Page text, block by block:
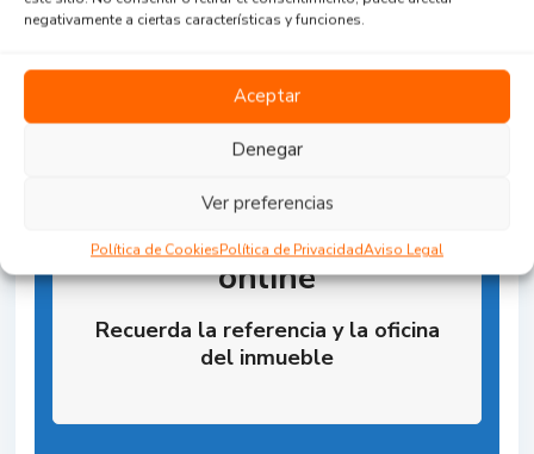
negativamente a ciertas características y funciones.
Aceptar
Denegar
Ver preferencias
Política de CookiesPolítica de PrivacidadAviso Legal
Reserva la Propiedad
online
Recuerda la referencia y la oficina
del inmueble